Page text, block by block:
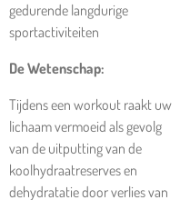
gedurende langdurige
sportactiviteiten
De Wetenschap:
Tijdens een workout raakt uw
lichaam vermoeid als gevolg
van de uitputting van de
koolhydraatreserves en
dehydratatie door verlies van